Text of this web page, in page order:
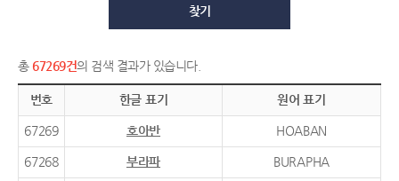
찾기
총 67269건의 검색 결과가 있습니다.
번호 한글 표기 원어 표기
67269 호아반 HOABAN
67268 부라파 BURAPHA